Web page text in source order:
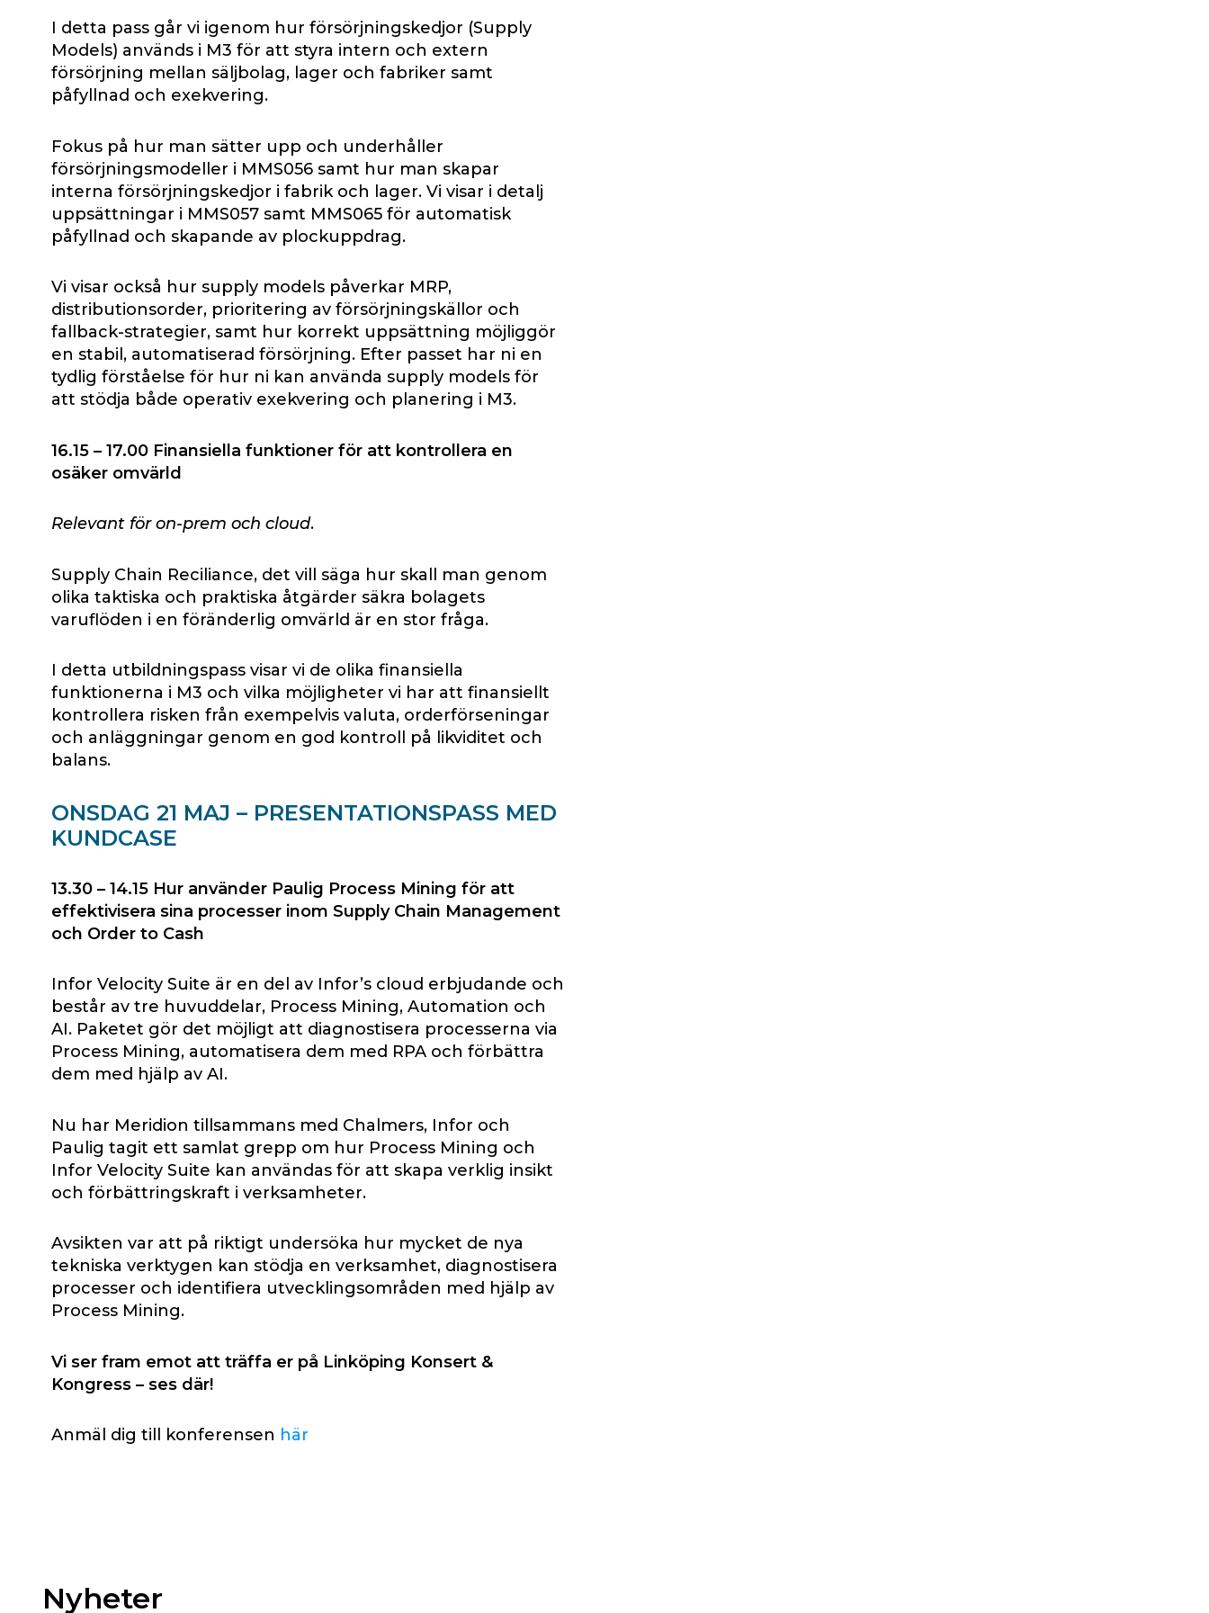
I detta pass går vi igenom hur försörjningskedjor (Supply
Models) används i M3 för att styra intern och extern
försörjning mellan säljbolag, lager och fabriker samt
påfyllnad och exekvering.
Fokus på hur man sätter upp och underhåller
försörjningsmodeller i MMS056 samt hur man skapar
interna försörjningskedjor i fabrik och lager. Vi visar i detalj
uppsättningar i MMS057 samt MMS065 för automatisk
påfyllnad och skapande av plockuppdrag.
Vi visar också hur supply models påverkar MRP,
distributionsorder, prioritering av försörjningskällor och
fallback-strategier, samt hur korrekt uppsättning möjliggör
en stabil, automatiserad försörjning. Efter passet har ni en
tydlig förståelse för hur ni kan använda supply models för
att stödja både operativ exekvering och planering i M3.
16.15 – 17.00 Finansiella funktioner för att kontrollera en
osäker omvärld
Relevant för on-prem och cloud.
Supply Chain Reciliance, det vill säga hur skall man genom
olika taktiska och praktiska åtgärder säkra bolagets
varuflöden i en föränderlig omvärld är en stor fråga.
I detta utbildningspass visar vi de olika finansiella
funktionerna i M3 och vilka möjligheter vi har att finansiellt
kontrollera risken från exempelvis valuta, orderförseningar
och anläggningar genom en god kontroll på likviditet och
balans.
ONSDAG 21 MAJ – PRESENTATIONSPASS MED
KUNDCASE
13.30 – 14.15 Hur använder Paulig Process Mining för att
effektivisera sina processer inom Supply Chain Management
och Order to Cash
Infor Velocity Suite är en del av Infor’s cloud erbjudande och
består av tre huvuddelar, Process Mining, Automation och
AI. Paketet gör det möjligt att diagnostisera processerna via
Process Mining, automatisera dem med RPA och förbättra
dem med hjälp av AI.
Nu har Meridion tillsammans med Chalmers, Infor och
Paulig tagit ett samlat grepp om hur Process Mining och
Infor Velocity Suite kan användas för att skapa verklig insikt
och förbättringskraft i verksamheter.
Avsikten var att på riktigt undersöka hur mycket de nya
tekniska verktygen kan stödja en verksamhet, diagnostisera
processer och identifiera utvecklingsområden med hjälp av
Process Mining.
Vi ser fram emot att träffa er på Linköping Konsert &
Kongress – ses där!
Anmäl dig till konferensen här
Nyheter